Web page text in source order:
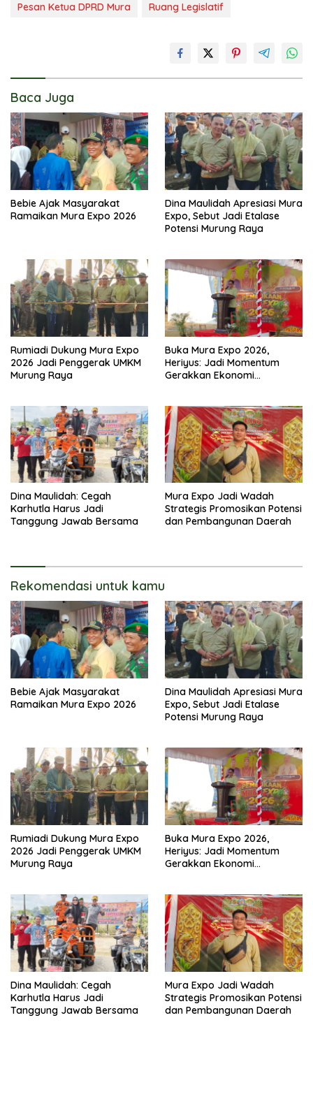
Pesan Ketua DPRD Mura Ruang Legislatif
Baca Juga
Bebie Ajak Masyarakat
Ramaikan Mura Expo 2026
Dina Maulidah Apresiasi Mura
Expo, Sebut Jadi Etalase
Potensi Murung Raya
Rumiadi Dukung Mura Expo
2026 Jadi Penggerak UMKM
Murung Raya
Buka Mura Expo 2026,
Heriyus: Jadi Momentum
Gerakkan Ekonomi
Dina Maulidah: Cegah
Karhutla Harus Jadi
Tanggung Jawab Bersama
Mura Expo Jadi Wadah
Strategis Promosikan Potensi
dan Pembangunan Daerah
Rekomendasi untuk kamu
Bebie Ajak Masyarakat
Ramaikan Mura Expo 2026
Dina Maulidah Apresiasi Mura
Expo, Sebut Jadi Etalase
Potensi Murung Raya
Rumiadi Dukung Mura Expo
2026 Jadi Penggerak UMKM
Murung Raya
Buka Mura Expo 2026,
Heriyus: Jadi Momentum
Gerakkan Ekonomi
Dina Maulidah: Cegah
Karhutla Harus Jadi
Tanggung Jawab Bersama
Mura Expo Jadi Wadah
Strategis Promosikan Potensi
dan Pembangunan Daerah